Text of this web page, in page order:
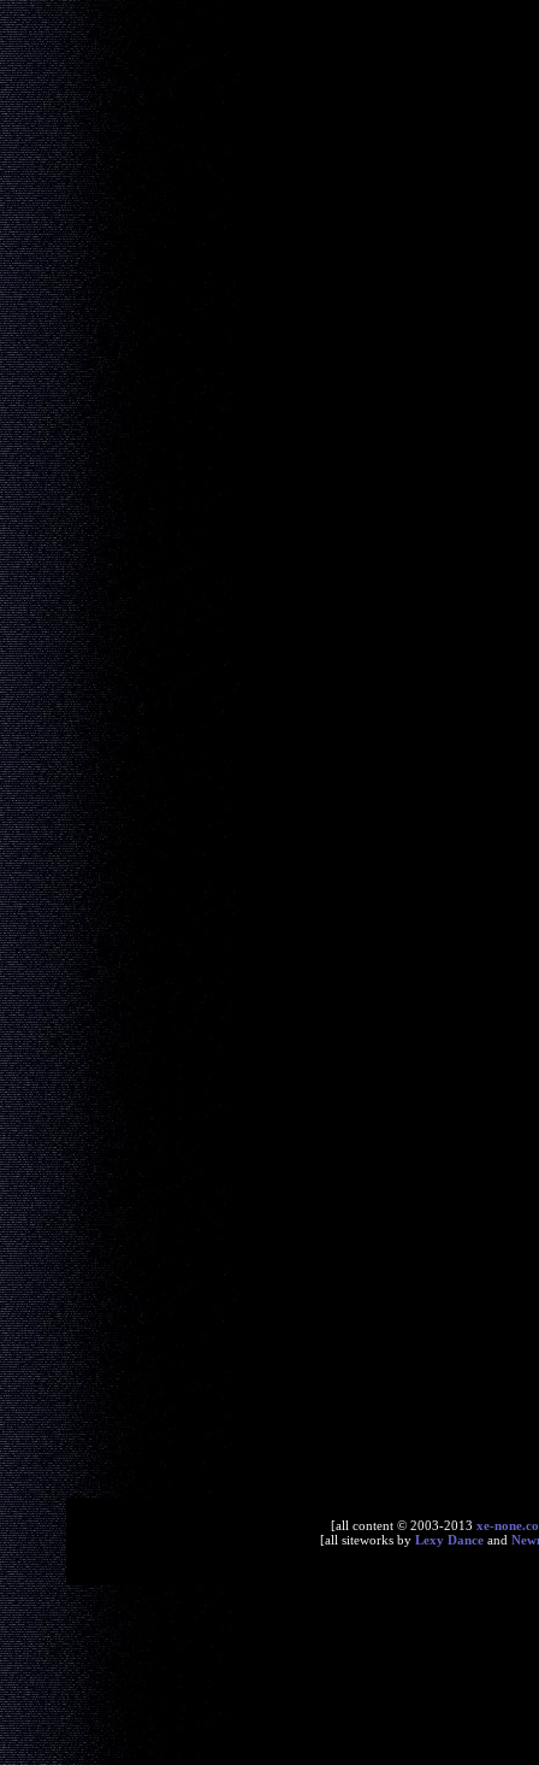
[all content © 2003-2013 xe-
[all siteworks by Lexy Danceand